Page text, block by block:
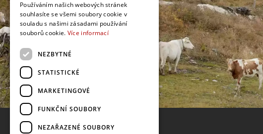
Používáním našich webových stránek
souhlasíte se všemi soubory cookie v
souladu s našimi zásadami používání
souborů cookie. Více informací
NEZBYTNÉ
STATISTICKÉ
MARKETINGOVÉ
FUNKČNÍ SOUBORY
NEZAŘAZENÉ SOUBORY